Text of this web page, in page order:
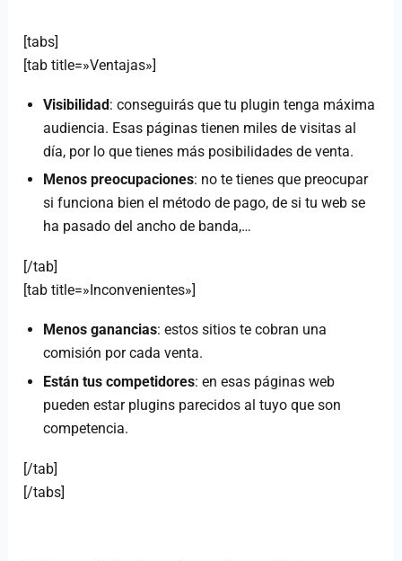
[tabs]
[tab title=»Ventajas»]
Visibilidad: conseguirás que tu plugin tenga máxima
audiencia. Esas páginas tienen miles de visitas al
día, por lo que tienes más posibilidades de venta.
Menos preocupaciones: no te tienes que preocupar
si funciona bien el método de pago, de si tu web se
ha pasado del ancho de banda,…
[/tab]
[tab title=»Inconvenientes»]
Menos ganancias: estos sitios te cobran una
comisión por cada venta.
Están tus competidores: en esas páginas web
pueden estar plugins parecidos al tuyo que son
competencia.
[/tab]
[/tabs]